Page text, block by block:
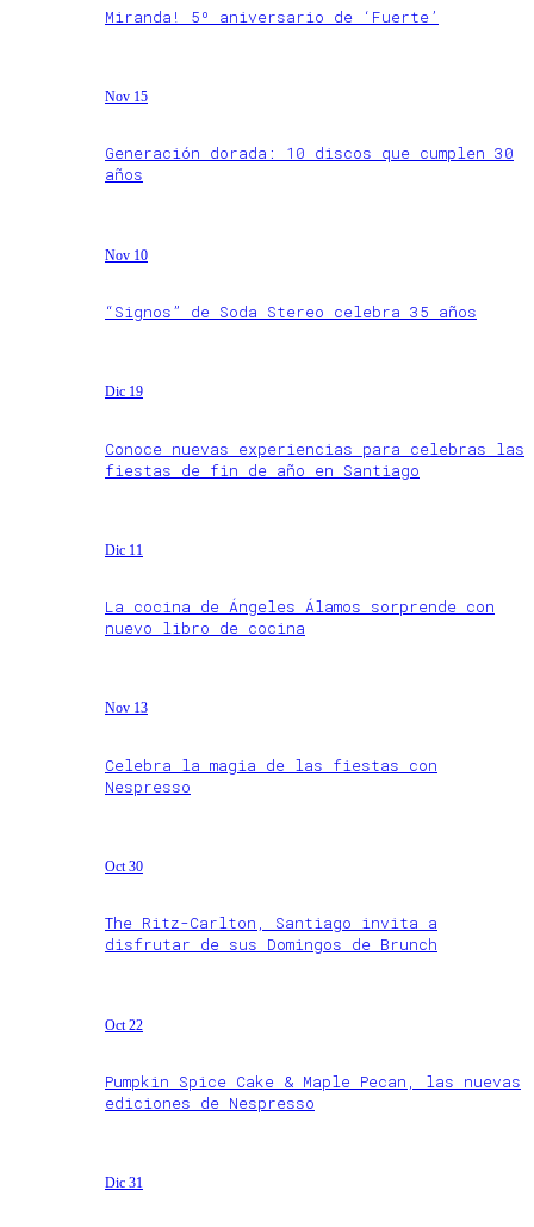
Miranda! 5º aniversario de ‘Fuerte’
Nov 15
Generación dorada: 10 discos que cumplen 30
años
Nov 10
“Signos” de Soda Stereo celebra 35 años
Dic 19
Conoce nuevas experiencias para celebras las
fiestas de fin de año en Santiago
Dic 11
La cocina de Ángeles Álamos sorprende con
nuevo libro de cocina
Nov 13
Celebra la magia de las fiestas con
Nespresso
Oct 30
The Ritz-Carlton, Santiago invita a
disfrutar de sus Domingos de Brunch
Oct 22
Pumpkin Spice Cake & Maple Pecan, las nuevas
ediciones de Nespresso
Dic 31